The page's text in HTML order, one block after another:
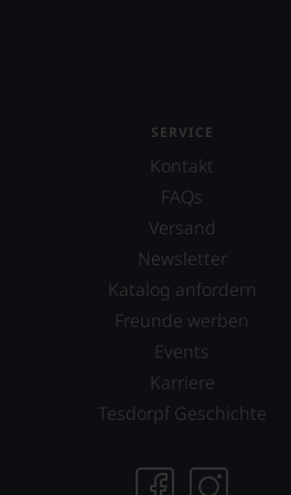
SERVICE
Kontakt
FAQs
Versand
Newsletter
Katalog anfordern
Freunde werben
Events
Karriere
Tesdorpf Geschichte